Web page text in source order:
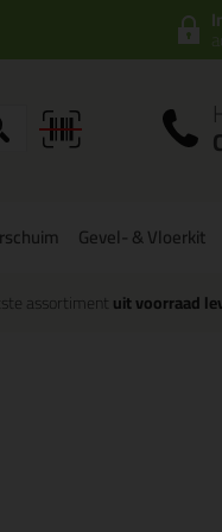
Gevel- & Vloerkit
assortiment uit voorraad